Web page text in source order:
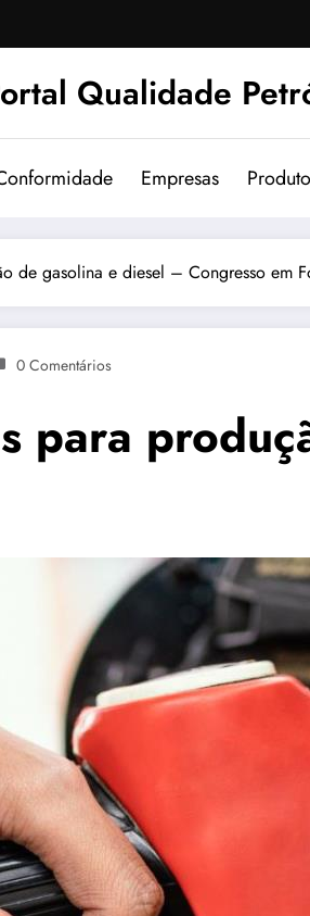
Qualidade
Empresas
de gasolina e diesel – Congresso em
0 Comentários
para